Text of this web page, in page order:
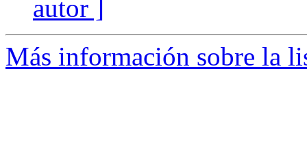
autor ]
Más información sobre la